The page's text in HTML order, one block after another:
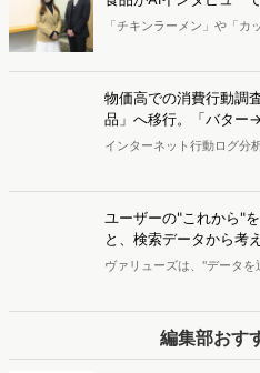
約データから明らかにしま
ダウンロードいただけます。
「チキンラーメン」や「カ
ドを持つ日清食品株式会
く戦略と、最前線で動く営
「感覚のズレ」が存在して
ジェクトの背景から、AIを
「NautsHub（ノーツハブ
物価高での消費行動調
品」へ移行。「バター
インターネット行動ログ分
ィングサービスを提供す
18歳以上の男女33,276人
動変化に関する消費者アン
動ログを使用し、WEB上に
ートは記事末尾のフォーム
ユーザーの"これから"
と、検索データから考
Marketing Dive 2025
ヴァリューズは、"データ
ティングの面白さに熱中
た。第5回目となる今回の
が溢れ、良い商品・サービ
編集部おす